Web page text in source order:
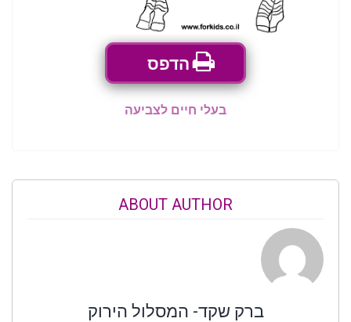
הדפס
בעלי חיים לצביעה
ABOUT AUTHOR
ברק שקד- המסלול הירוק